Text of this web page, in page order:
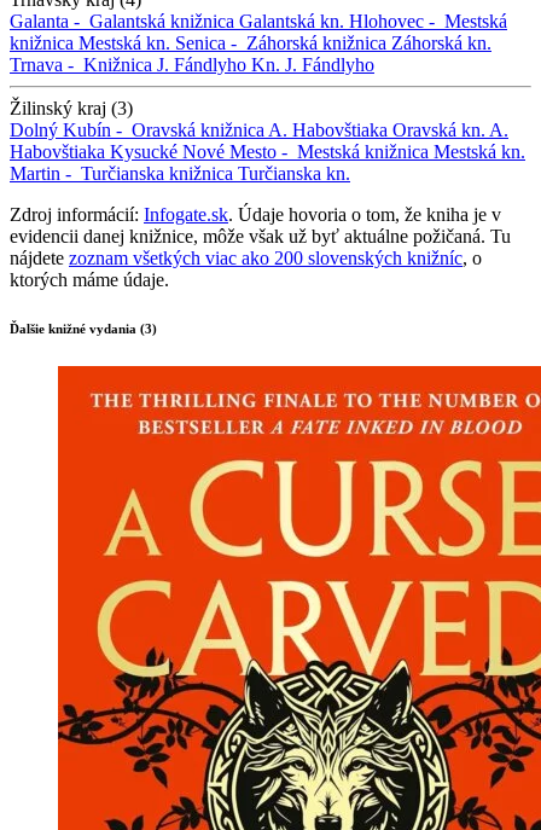
Galanta - Galantská knižnica Galantská kn. Hlohovec - Mestská
knižnica Mestská kn. Senica - Záhorská knižnica Záhorská kn.
Trnava - Knižnica J. Fándlyho Kn. J. Fándlyho
Žilinský kraj (3)
Dolný Kubín - Oravská knižnica A. Habovštiaka Oravská kn. A.
Habovštiaka Kysucké Nové Mesto - Mestská knižnica Mestská kn.
Martin - Turčianska knižnica Turčianska kn.
Zdroj informácií: Infogate.sk. Údaje hovoria o tom, že kniha je v
evidencii danej knižnice, môže však už byť aktuálne požičaná. Tu
nájdete zoznam všetkých viac ako 200 slovenských knižníc, o
ktorých máme údaje.
Ďalšie knižné vydania (3)